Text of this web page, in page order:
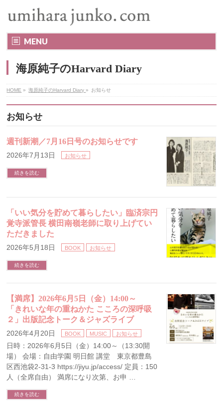
MENU
海原純子のHarvard Diary
HOME » 海原純子のHarvard Diary» お知らせ
お知らせ
週刊新潮／7月16日号のお知らせです
2026年7月13日 お知らせ
続きを読む
「いい気分を貯めて暮らしたい」臨済宗円
覚寺派管長 横田南嶺老師に取り上げてい
ただきました
2026年5月18日 BOOK お知らせ
続きを読む
【満席】2026年6月5日（金）14:00～
「きれいな年の重ねかた こころの深呼吸
２」出版記念トーク＆ジャズライブ
2026年4月20日 BOOK MUSIC お知らせ
日時：2026年6月5日（金）14:00～（13:30開
場） 会場：自由学園 明日館 講堂 東京都豊島
区西池袋2-31-3 https://jiyu.jp/access/ 定員：150
人（全席自由） 満席になり次第、お申 …
続きを読む